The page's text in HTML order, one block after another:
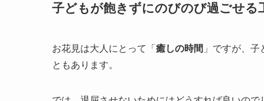
子どもが飽きずにのびのび過ごせる
お花見は大人にとって「 癒しの時間 」ですが、
ともあります。